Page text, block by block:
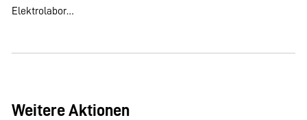
Elektrolabor…
Weitere Aktionen